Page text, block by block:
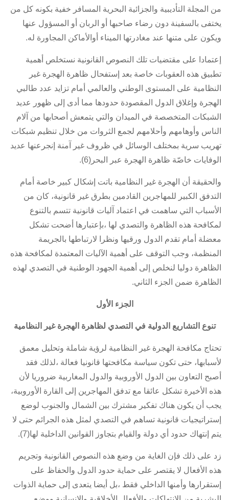
من المجلة التأديبية والجزائية البحرية المسافر خفية بكونه كل من
يختفى بالسفينة دون رضاء صاحبها أو الربان أو المسؤول عنها
ويكون على متنها عند مغادرتها الميناء أوالأماكن المجاورة له.
إعتمادا على مقتضيات تلك النصوص القانونية نستخلص أهمية
تطبيق هذه العقوبات خاصة بعد إستفحال ظاهرة الهجرة غير
النظامية على المستوى الوطني والعالمي أمام تزايد عدد طالبي
الهجرة وإغلاق الدول المقصودة حدودها مما أدى إلى ظهور عديد
الشبكات المتخصصة في الميدان والتي يتمعش أصحابها من آلام
الناس وأوهامهم وأحلامهم لجمع الثروات من خلال تنظيم شبكات
تهريب سرية بمختلف الوسائل في ظروف غير آمنة إنجرعنها عديد
الوفايات خاصّة ظاهرة الهجرة عبر البحر(6).
والحقيقة أن الهجرة غير النظامية باتت إشكال كبير خاصة أمام
التدفق الكبير للمهاجرين القادمين بطرق غير قانونية، كان من
الأسباب التي ساهمت في اعتماد آليات قانونية تتسم بالتنوع
لمكافحة هذه الظاهرة والتصدي لها ،بإعتبارها أضحت تشكل
معضلة أمام تقدم الدول ورقيها ونظرا لارتباطها بالجريمة
المنظمة، وجب التوقف على أهمية الآليات المعتمدة لمكافحة هذه
الظاهرة دوليا لنخلص إلى أهمية الجهود الوطنية في التصدي لهذه
الظاهرة ضمن الجزء الثاني.
الجزء الأول
تنوع التشاريع الدولية في التصدي لظاهرة الهجرة غير النظامية
تحتاج مكافحة الهجرة غير النظامية لرؤية شاملة وتحليل معمق
لأسبابها، حتى تكون سياسة مكافحتها قانونيا فعالة ،لذلك فقد
أصبح التعاون بين الدول الأوروبية والدول المغاربية ضروريا لأن
هذه الأخيرة تشكل عائقا مع تدفق المهاجرين إلى القارة الأوروبية،
يجب أن يكون هناك تفكير مشترك بين الشمال والجنوب لوضع
إستراتيجيات قانونية تساهم في التصدي لمثل هذه الجرائم حتى لا
يتم إنتهاك حدود أي دولة والقيام بتجاوز القوانين الداخلية لها(7).
زد على ذلك فإن الغاية من وضع هذه النصوص القانونية وتجريم
هذه الأفعال لا يقتصر على حماية حدود الدول والحفاظ على
إستقرارها وأمنها الداخلي فقط ،بل أيضا يتعدى إلى حماية الذوات